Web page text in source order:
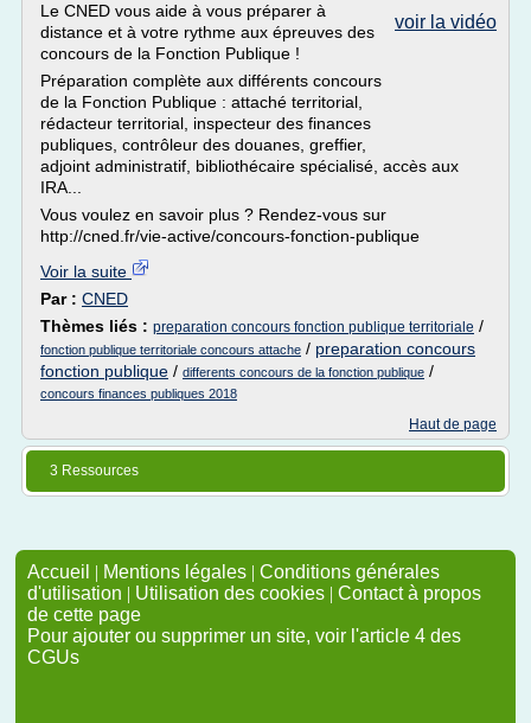
voir la vidéo
Le CNED vous aide à vous préparer à
distance et à votre rythme aux épreuves des
concours de la Fonction Publique !
Préparation complète aux différents concours
de la Fonction Publique : attaché territorial,
rédacteur territorial, inspecteur des finances
publiques, contrôleur des douanes, greffier,
adjoint administratif, bibliothécaire spécialisé, accès aux
IRA...
Vous voulez en savoir plus ? Rendez-vous sur
http://cned.fr/vie-active/concours-fonction-publique
Voir la suite
Par : CNED
Thèmes liés : preparation concours fonction publique territoriale /
fonction publique territoriale concours attache / preparation concours
fonction publique / differents concours de la fonction publique /
concours finances publiques 2018
Haut de page
3 Ressources
Accueil | Mentions légales | Conditions générales
d'utilisation | Utilisation des cookies | Contact à propos
de cette page
Pour ajouter ou supprimer un site, voir l'article 4 des
CGUs